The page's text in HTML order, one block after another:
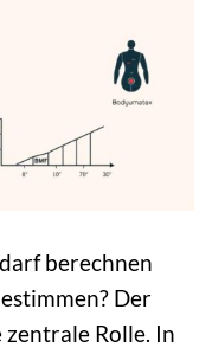
berechnen
Der
Rolle. In